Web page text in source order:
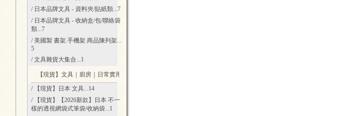
/ 日本品牌文具 - 資料夾/貼紙類...7
/ 日本品牌文具 - 收納盒/包/聯絡袋
類...7
/ 美國製 書架.手機架.商品陳列架...
5
/ 文具雜貨大集合...1
【現貨】文具｜廚房｜日常實用好物
/ 【現貨】日本 文具...14
/ 【現貨】【2026新款】日本 不一
樣的透視網袋式筆袋/收納袋...1